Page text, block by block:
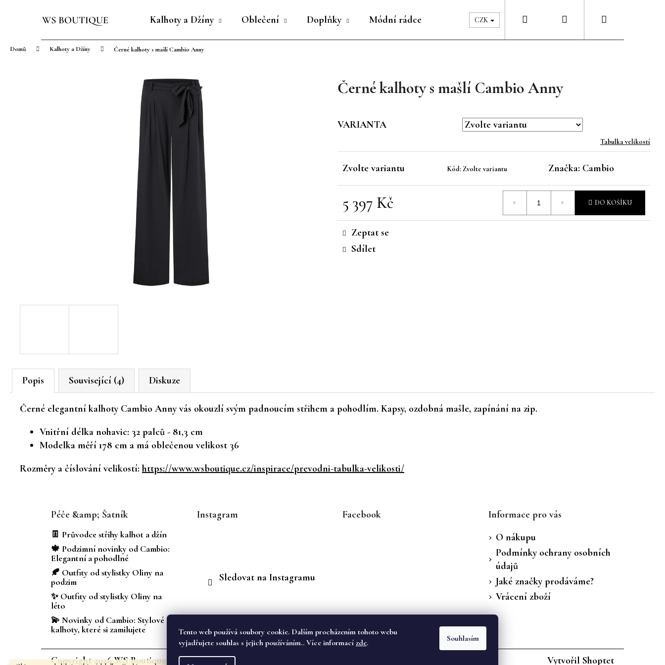
Tento web používá soubory cookie. Dalším procházením tohoto webu
vyjadřujete souhlas s jejich používáním.. Více informací zde. Souhlasím
Kalhoty a Džíny Oblečení Doplňky Módní rádce Péče & Šatník Kontakty
CZK Přihlášení
Domů Kalhoty a Džíny Černé kalhoty s mašlí Cambio Anny
Černé kalhoty s mašlí Cambio Anny
VARIANTA
Tabulka velikostí
Zvolte variantu Kód: Zvolte variantu Značka: Cambio
5 397 Kč
Měrná
cena:
DO KOŠÍKU
Zeptat se
Sdílet
Popis Související (4) Diskuze
Černé elegantní kalhoty Cambio Anny vás okouzlí svým padnoucím střihem a pohodlím. Kapsy, ozdobná mašle, zapínání na zip.
Vnitřní délka nohavic: 32 palců - 81,3 cm
Modelka měří 178 cm a má oblečenou velikost 36
Rozměry a číslování velikostí: https://www.wsboutique.cz/inspirace/prevodni-tabulka-velikosti/
Zpět
obchodu
Zpět
obchodu
HLEDAT
Péče &amp; Šatník
👖 Průvodce střihy kalhot a džín
🍁 Podzimní novinky od Cambio:
Elegantní a pohodlné
🍂 Outfity od stylistky Oliny na
podzim
✨ Outfity od stylistky Oliny na
léto
💫 Novinky od Cambio: Stylové
kalhoty, které si zamilujete
Instagram
Sledovat na Instagramu
Facebook
Informace pro vás
O nákupu
Podmínky ochrany osobních
údajů
Jaké značky prodáváme?
Vrácení zboží
Vytvořil Shoptet
Copyright 2026WS Boutique. Všechna práva vyhrazena.